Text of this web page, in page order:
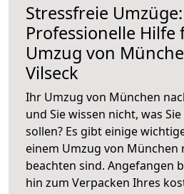
Stressfreie Umzüge:
Professionelle
Umzug von
Vilseck
Ihr Umzug von München
und Sie wissen nicht, was
sollen? Es gibt einige
einem Umzug von München
beachten sind. Angefangen
hin zum Verpacken Ihres